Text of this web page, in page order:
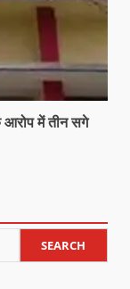
में तीन सगे
SEARCH